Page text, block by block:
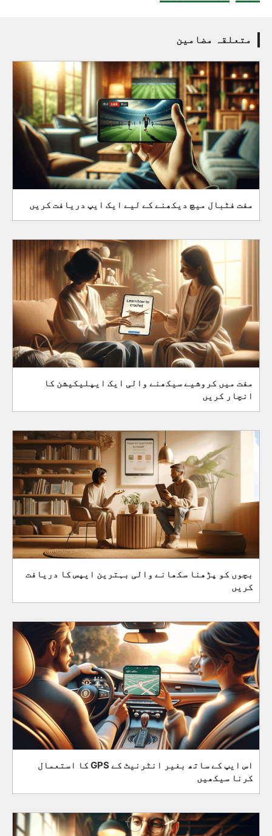
متعلقہ مضامین
مفت فٹبال میچ دیکھنے کے لیے ایک ایپ دریافت کریں
مفت میں کروشیے سیکھنے والی ایک ایپلیکیشن کا
انچار کریں
بچوں کو پڑھنا سکھانے والی بہترین ایپس کا دریافت
کریں
اس ایپ کے ساتھ بغیر انٹرنیٹ کے GPS کا استعمال
کرنا سیکھیں